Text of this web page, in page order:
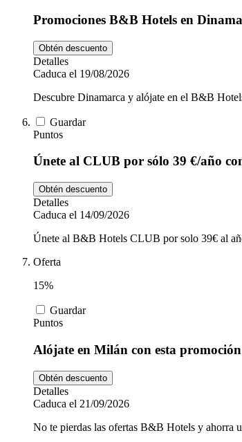
Promociones B&B Hotels en
Obtén descuento
Detalles
Caduca el 19/08/2026
Descubre Dinamarca y alójate en el B&B
Guardar
Puntos
Únete al CLUB por sólo 39 €/año
Obtén descuento
Detalles
Caduca el 14/09/2026
Únete al B&B Hotels CLUB por solo 39€ al
Oferta
15%
Guardar
Puntos
Alójate en Milán con esta
Obtén descuento
Detalles
Caduca el 21/09/2026
No te pierdas las ofertas B&B Hotels y ahorra